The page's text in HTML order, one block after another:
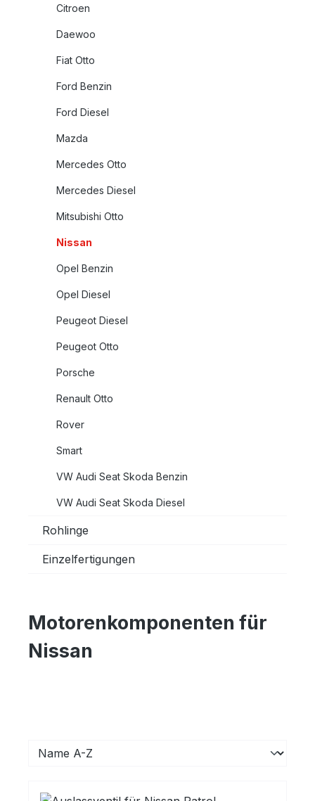
Citroen
Daewoo
Fiat Otto
Ford Benzin
Ford Diesel
Mazda
Mercedes Otto
Mercedes Diesel
Mitsubishi Otto
Nissan
Opel Benzin
Opel Diesel
Peugeot Diesel
Peugeot Otto
Porsche
Renault Otto
Rover
Smart
VW Audi Seat Skoda Benzin
VW Audi Seat Skoda Diesel
Rohlinge
Einzelfertigungen
Motorenkomponenten für
Nissan